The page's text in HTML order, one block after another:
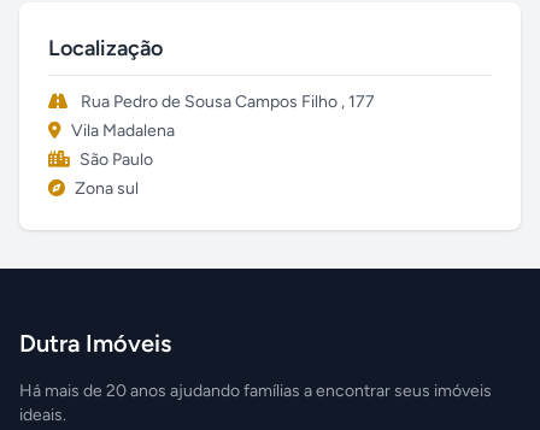
Localização
Rua Pedro de Sousa Campos Filho , 177
Vila Madalena
São Paulo
Zona sul
Dutra Imóveis
Há mais de 20 anos ajudando famílias a encontrar seus imóveis
ideais.